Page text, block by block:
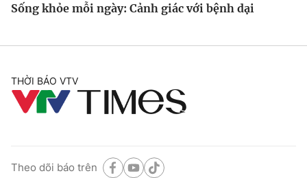
Sống khỏe mỗi ngày: Cảnh giác với bệnh dại
THỜI BÁO VTV
Theo dõi báo trên